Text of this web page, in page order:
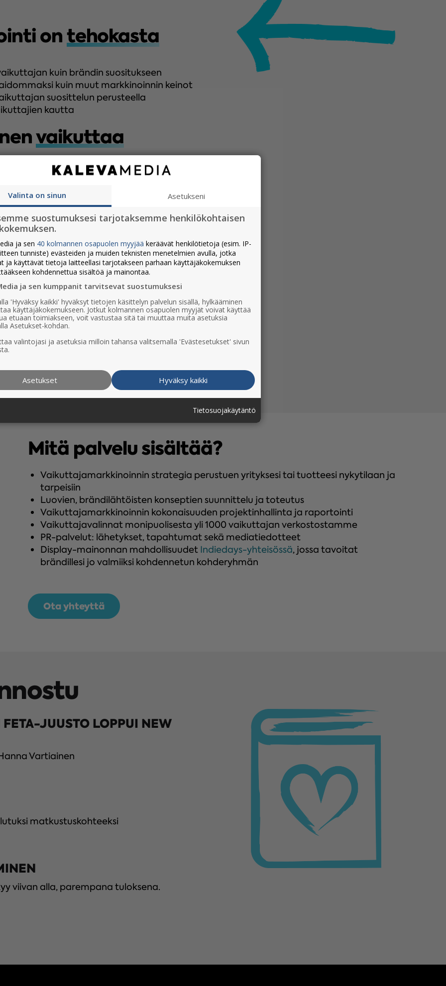
ontehokasta
kuin brändin suositukseen
kuin muut markkinoinnin keinot
suosittelun perusteella
kautta
vaikuttaa
brändillistä tekemistä: mainostajista 85
vaikuttajamarkkinoinnilla
paremmin kuin brändin omat
nouseekin mainostajista 45 % mielestä
eduksi
pitkäaikainen
uskottavana ja sitouttaa myös
hyödyntää vaikuttajia akuuttien viestien
mukaan myös PR-lähtöjä, jotka tukevat
myös sisällön toimivuuden seuraaminen
kehitysideat läpi vuoden
Mitä palvelu sisältää?
Vaikuttajamarkkinoinnin strategia perustuen yrityksesi tai tuotteesi nykytilaan ja
tarpeisiin
Luovien, brändilähtöisten konseptien suunnittelu ja toteutus
Vaikuttajamarkkinoinnin kokonaisuuden projektinhallinta ja raportointi
Vaikuttajavalinnat monipuolisesta yli 1000 vaikuttajan verkostostamme
PR-palvelut: lähetykset, tapahtumat sekä mediatiedotteet
Display-mainonnan mahdollisuudet Indiedays-yhteisössä, jossa tavoitat
brändillesi jo valmiiksi kohdennetun kohderyhmän
Ota yhteyttä
JUUSTO LOPPUI NEW
Vartiainen
matkustus­kohteeksi
viivan alla, parempana tuloksena.
Valinta on sinun Asetukseni
suostumuksesi tarjotaksemme henkilökohtaisen
ja sen 40 kolmannen osapuolen myyjää keräävät henkilötietoja (esim. IP-
tunniste) evästeiden ja muiden teknisten menetelmien avulla, jotka
ja käyttävät tietoja laitteellasi tarjotakseen parhaan käyttäjäkokemuksen
kohdennettua sisältöä ja mainontaa.
ja sen kumppanit tarvitsevat suostumuksesi
'Hyväksy kaikki' hyväksyt tietojen käsittelyn palvelun sisällä, hylkääminen
käyttäjäkokemukseen. Jotkut kolmannen osapuolen myyjät voivat käyttää
etuaan toimiakseen, voit vastustaa sitä tai muuttaa muita asetuksia
Asetukset-kohdan.
valintojasi ja asetuksia milloin tahansa valitsemalla 'Evästesetukset' sivun
Hyväksy kaikki
Asetukset
Tietosuojakäytäntö